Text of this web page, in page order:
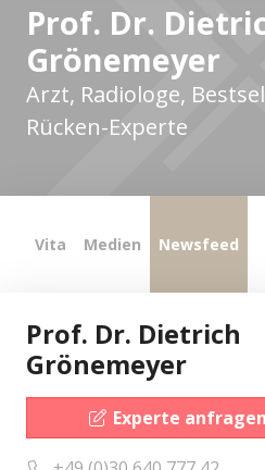
Wer wir
Prof. Dr.
Grönemeyer
Arzt, Radiologe,
Rücken-Experte
Vita Medien Newsfeed
Prof. Dr. Dietrich
Grönemeyer
Experte anfragen